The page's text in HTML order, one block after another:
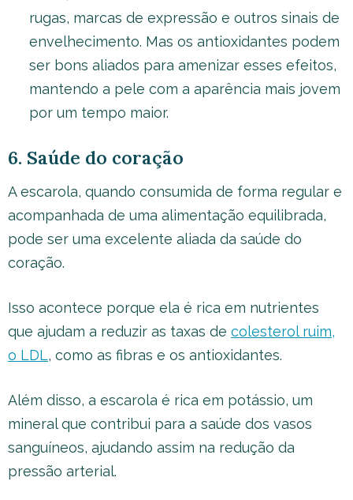
rugas, marcas de expressão e outros sinais de
envelhecimento. Mas os antioxidantes podem
ser bons aliados para amenizar esses efeitos,
mantendo a pele com a aparência mais jovem
por um tempo maior.
6. Saúde do coração
A escarola, quando consumida de forma regular e
acompanhada de uma alimentação equilibrada,
pode ser uma excelente aliada da saúde do
coração.
Isso acontece porque ela é rica em nutrientes
que ajudam a reduzir as taxas de colesterol ruim,
o LDL, como as fibras e os antioxidantes.
Além disso, a escarola é rica em potássio, um
mineral que contribui para a saúde dos vasos
sanguíneos, ajudando assim na redução da
pressão arterial.